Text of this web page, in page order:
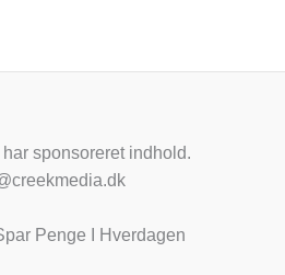
sponsoreret indhold.
Penge I Hverdagen